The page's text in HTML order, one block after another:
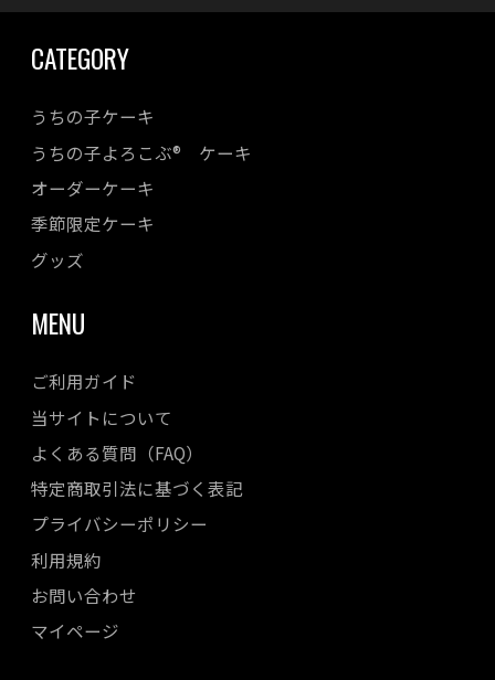
2023年09月
2023年08月
2023年06月
2023年05月
2023年04月
2023年03月
2023年02月
2022年12月
2022年10月
2022年08月
2022年07月
2022年06月
2022年05月
2022年04月
CATEGORY
うちの子ケーキ
うちの子よろこぶ® ケーキ
オーダーケーキ
季節限定ケーキ
グッズ
MENU
ご利用ガイド
当サイトについて
よくある質問（FAQ）
特定商取引法に基づく表記
プライバシーポリシー
利用規約
お問い合わせ
マイページ